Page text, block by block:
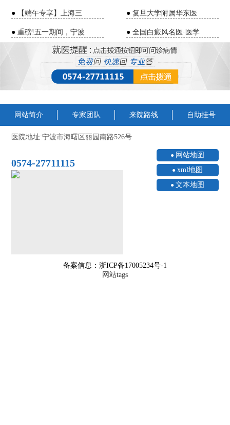
● 【端午专享】上海三 ●复旦大学附属华东医
●重磅!五一期间，宁波 ●全国白癜风名医·医学
网站简介 专家团队 来院路线 自助挂号
医院地址:宁波市海曙区丽园南路526号
0574-27711115
网站地图
xml地图
文本地图
备案信息：浙ICP备17005234号-1
网站tags